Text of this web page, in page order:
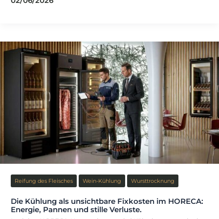
wird
sie
unterschätzt)?
Reifung des Fleisches Wein-Kühlung Wursttrocknung
Die Kühlung als unsichtbare Fixkosten im HORECA:
Energie, Pannen und stille Verluste.